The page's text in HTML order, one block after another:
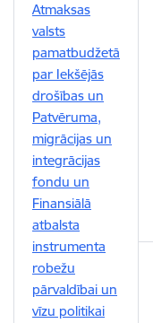
Atmaksas
valsts
pamatbudžetā
par Iekšējās
drošības un
Patvēruma,
migrācijas un
integrācijas
fondu un
Finansiālā
atbalsta
instrumenta
robežu
pārvaldībai un
vīzu politikai